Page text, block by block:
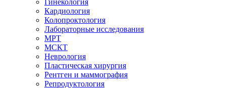
Гинекология
Кардиология
Колопроктология
Лабораторные исследования
МРТ
МСКТ
Неврология
Пластическая хирургия
Рентген и маммография
Репродуктология